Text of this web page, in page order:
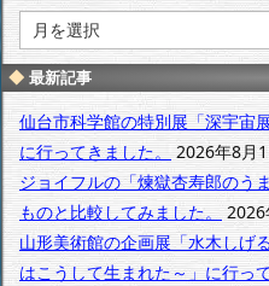
別
ア
ー
カ
イ
ブ
最新記事
仙台市科学館の特別展「深宇宙
に行ってきました。
2026年8月
ジョイフルの「煉獄杏寿郎のう
ものと比較してみました。 2026
山形美術館の企画展「水木しげ
はこうして生まれた～」に行っ